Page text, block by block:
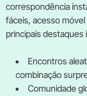
correspondência
fáceis, acesso
principais destaques
Encontros
combinação
Comunidade